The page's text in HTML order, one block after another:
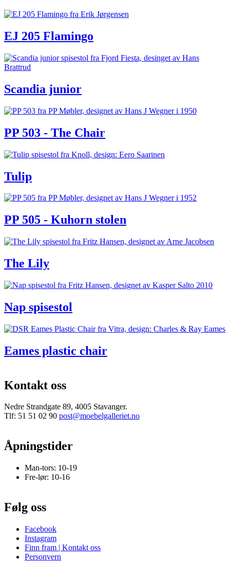
EJ 205 Flamingo
Scandia junior
PP 503 - The Chair
Tulip
PP 505 - Kuhorn stolen
The Lily
Nap spisestol
Eames plastic chair
Kontakt oss
Nedre Strandgate 89, 4005 Stavanger.
Tlf: 51 51 02 90 post@moebelgalleriet.no
Åpningstider
Man-tors: 10-19
Fre-lør: 10-16
Følg oss
Facebook
Instagram
Finn fram | Kontakt oss
Personvern